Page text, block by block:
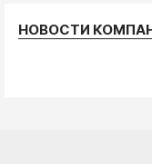
НОВОСТИ